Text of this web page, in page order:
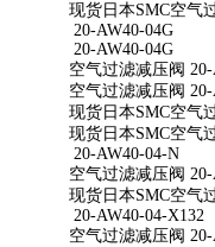
现货日本SMC空气
20-AW40-04G
20-AW40-04G
空气过滤减压阀 20-
空气过滤减压阀 20-
现货日本SMC空气
现货日本SMC空气
20-AW40-04-N
空气过滤减压阀
现货日本SMC空气
20-AW40-04-X132
空气过滤减压阀